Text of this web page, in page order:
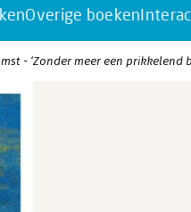
Overige boeken
- ‘Zonder meer een prikkelend